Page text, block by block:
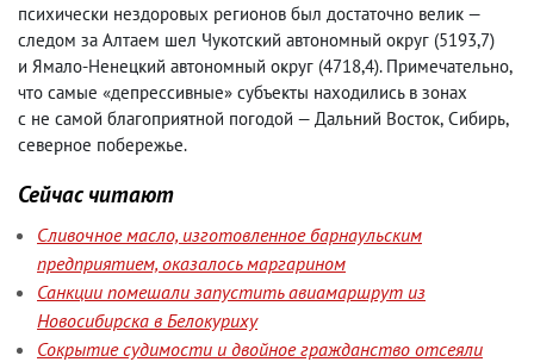
психически нездоровых регионов был достаточно велик —
следом за Алтаем шел Чукотский автономный округ (5193,7)
и Ямало-Ненецкий автономный округ (4718,4). Примечательно,
что самые «депрессивные» субъекты находились в зонах
с не самой благоприятной погодой — Дальний Восток, Сибирь,
северное побережье.
Сейчас читают
Сливочное масло, изготовленное барнаульским
предприятием, оказалось маргарином
Санкции помешали запустить авиамаршрут из
Новосибирска в Белокуриху
Сокрытие судимости и двойное гражданство отсеяли